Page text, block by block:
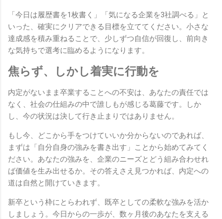
「今日は履歴書を1枚書く」「気になる企業を3社調べる」と
いった、確実にクリアできる目標を立ててください。小さな
達成感を積み重ねることで、少しずつ自信が回復し、前向き
な気持ちで選考に臨めるようになります。
焦らず、しかし着実に行動を
内定がないまま卒業することへの不安は、あなたの責任では
なく、社会の仕組みの中で誰しもが感じる葛藤です。しか
し、今の状況は決して行き止まりではありません。
もし今、どこから手をつけていいか分からないのであれば、
まずは「自分自身の強みを書き出す」ことから始めてみてく
ださい。あなたの強みを、企業のニーズとどう組み合わせれ
ば価値を生み出せるか。その答えさえ見つかれば、内定への
道は自然と開けていきます。
新卒という枠にとらわれず、既卒としての柔軟な強みを活か
しましょう。今日からの一歩が、数ヶ月後のあなたを支える